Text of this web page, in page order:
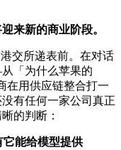
来新的商业阶段。
交所递表前。在对话
「为什么苹果的
在用供应链整合打一
有任何一家公司真正
的判断：
能给模型提供